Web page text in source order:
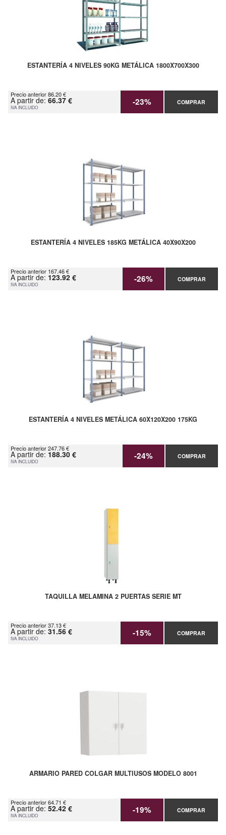
ESTANTERÍA 4 NIVELES 90KG METÁLICA 1800X700X300
Precio anterior 86.20 €
A partir de: 66.37 €
IVA INCLUIDO -23% COMPRAR
ESTANTERÍA 4 NIVELES 185KG METÁLICA 40X90X200
Precio anterior 167.46 €
A partir de: 123.92 €
IVA INCLUIDO -26% COMPRAR
ESTANTERÍA 4 NIVELES METÁLICA 60X120X200 175KG
Precio anterior 247.76 €
A partir de: 188.30 €
IVA INCLUIDO -24% COMPRAR
TAQUILLA MELAMINA 2 PUERTAS SERIE MT
Precio anterior 37.13 €
A partir de: 31.56 €
IVA INCLUIDO -15% COMPRAR
ARMARIO PARED COLGAR MULTIUSOS MODELO 8001
Precio anterior 64.71 €
A partir de: 52.42 €
IVA INCLUIDO -19% COMPRAR